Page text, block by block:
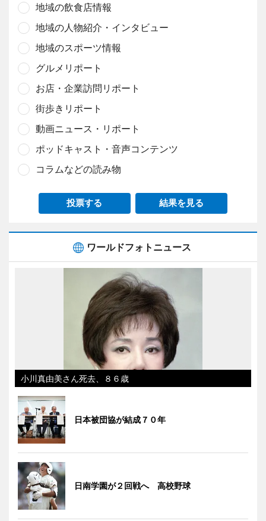
地域の飲食店情報
地域の人物紹介・インタビュー
地域のスポーツ情報
グルメリポート
お店・企業訪問リポート
街歩きリポート
動画ニュース・リポート
ポッドキャスト・音声コンテンツ
コラムなどの読み物
投票する 結果を見る
ワールドフォトニュース
小川真由美さん死去、８６歳
日本被団協が結成７０年
日南学園が２回戦へ 高校野球